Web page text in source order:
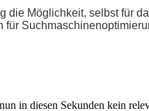
die Möglichkeit, selbst für
in diesen Sekunden kein